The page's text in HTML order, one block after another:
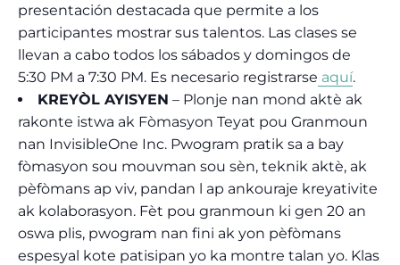
presentación destacada que permite a los
participantes mostrar sus talentos. Las clases se
llevan a cabo todos los sábados y domingos de
5:30 PM a 7:30 PM. Es necesario registrarse aquí.
KREYÒL AYISYEN – Plonje nan mond aktè ak
rakonte istwa ak Fòmasyon Teyat pou Granmoun
nan InvisibleOne Inc. Pwogram pratik sa a bay
fòmasyon sou mouvman sou sèn, teknik aktè, ak
pèfòmans ap viv, pandan l ap ankouraje kreyativite
ak kolaborasyon. Fèt pou granmoun ki gen 20 an
oswa plis, pwogram nan fini ak yon pèfòmans
espesyal kote patisipan yo ka montre talan yo. Klas